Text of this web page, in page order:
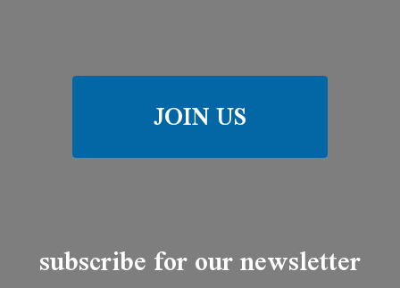
JOIN US
subscribe for our newsletter